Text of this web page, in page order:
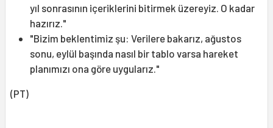
yıl sonrasının içeriklerini bitirmek üzereyiz. O kadar
hazırız."
"Bizim beklentimiz şu: Verilere bakarız, ağustos
sonu, eylül başında nasıl bir tablo varsa hareket
planımızı ona göre uygularız."
(PT)